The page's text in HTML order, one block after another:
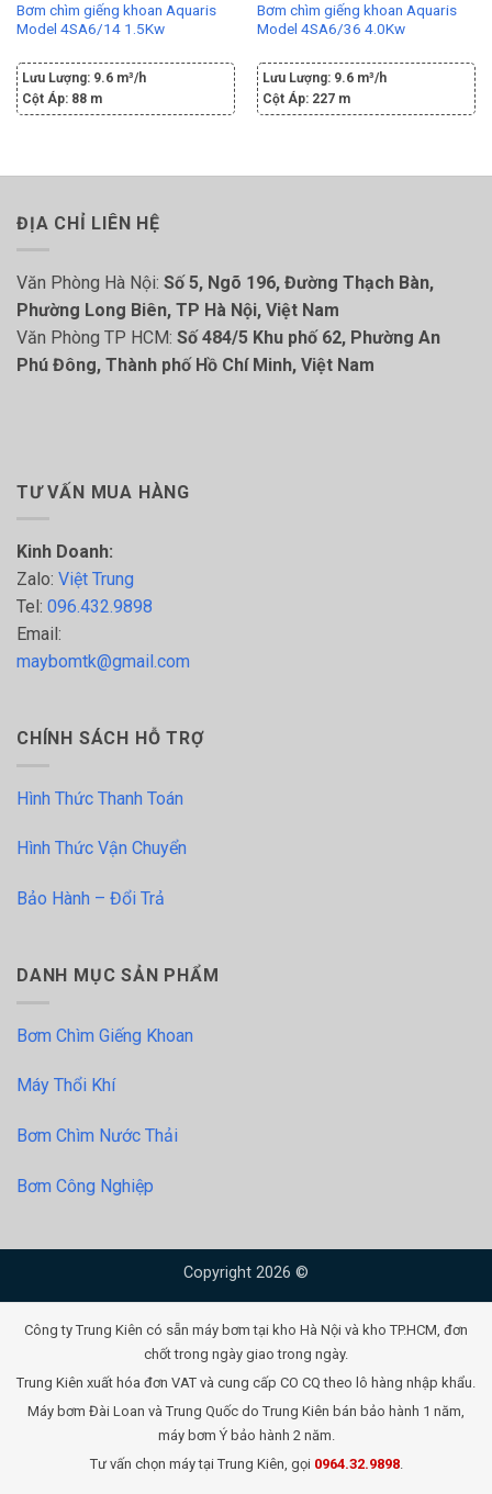
Bơm chìm giếng khoan Aquaris
Model 4SA6/14 1.5Kw
Lưu Lượng: 9.6 m³/h
Cột Áp: 88 m
Bơm chìm giếng khoan Aquaris
Model 4SA6/36 4.0Kw
Lưu Lượng: 9.6 m³/h
Cột Áp: 227 m
ĐỊA CHỈ LIÊN HỆ
Văn Phòng Hà Nội: Số 5, Ngõ 196, Đường Thạch Bàn,
Phường Long Biên, TP Hà Nội, Việt Nam
Văn Phòng TP HCM: Số 484/5 Khu phố 62, Phường An
Phú Đông, Thành phố Hồ Chí Minh, Việt Nam
TƯ VẤN MUA HÀNG
Kinh Doanh:
Zalo: Việt Trung
Tel: 096.432.9898
Email:
maybomtk@gmail.com
CHÍNH SÁCH HỖ TRỢ
Hình Thức Thanh Toán
Hình Thức Vận Chuyển
Bảo Hành – Đổi Trả
DANH MỤC SẢN PHẨM
Bơm Chìm Giếng Khoan
Máy Thổi Khí
Bơm Chìm Nước Thải
Bơm Công Nghiệp
Copyright 2026 ©
Công ty Trung Kiên có sẵn máy bơm tại kho Hà Nội và kho TP.HCM, đơn
chốt trong ngày giao trong ngày.
Trung Kiên xuất hóa đơn VAT và cung cấp CO CQ theo lô hàng nhập khẩu.
Máy bơm Đài Loan và Trung Quốc do Trung Kiên bán bảo hành 1 năm,
máy bơm Ý bảo hành 2 năm.
Tư vấn chọn máy tại Trung Kiên, gọi 0964.32.9898.